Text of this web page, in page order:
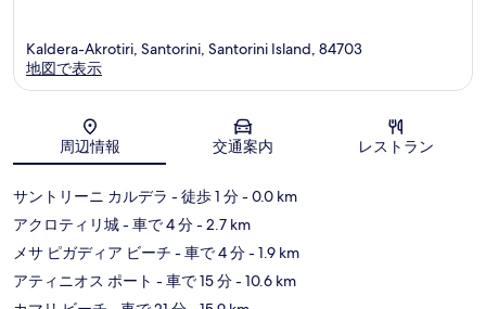
地図
Kaldera-Akrotiri, Santorini, Santorini Island, 84703
地図で表示
周辺情報 交通案内 レストラン
サントリーニ カルデラ - 徒歩 1 分- 0.0 km
アクロティリ城- 車で 4 分- 2.7 km
メサ ピガディア ビーチ - 車で 4 分- 1.9 km
アティニオス ポート - 車で 15 分- 10.6 km